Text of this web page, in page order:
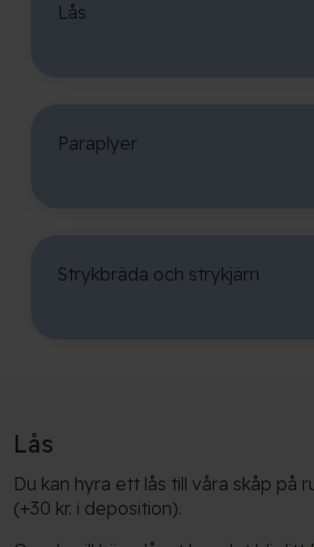
Lås
Paraplyer
Strykbräda och strykjärn
Lås
Du kan hyra ett lås till våra skåp på
(+30 kr. i deposition).